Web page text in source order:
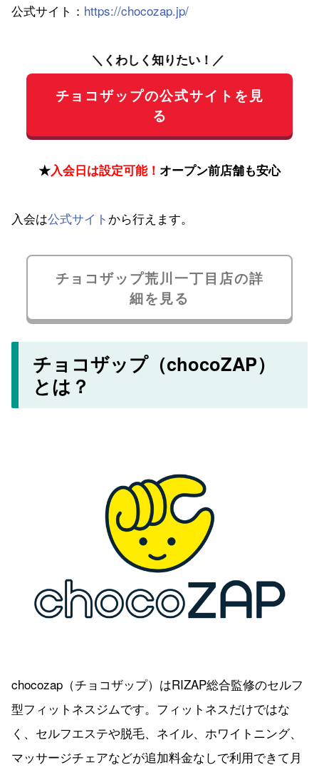
公式サイト： https://chocozap.jp/
＼くわしく知りたい！／
チョコザップの公式サイトを見
る
★入会日は設定可能！ オープン前店舗も安心
入会は公式サイト から行えます。
チョコザップ荒川一丁目店の詳
細を見る
チョコザップ（chocoZAP）
とは？
chocozap（チョコザップ）はRIZAP総合監修のセルフ
型フィットネスジムです。フィットネスだけではな
く、セルフエステや脱毛、ネイル、ホワイトニング、
マッサージチェアなどが追加料金なしで利用できて月